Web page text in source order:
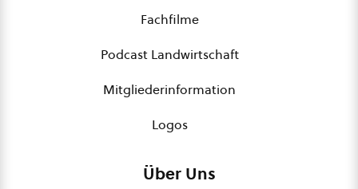
Fachfilme
Podcast Landwirtschaft
Mitgliederinformation
Logos
Über Uns